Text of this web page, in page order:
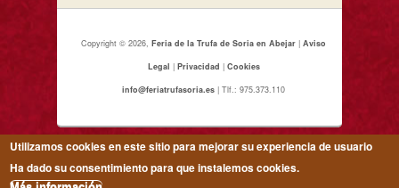
Copyright © 2026,Feria de la Trufa de Soria en Abejar |Aviso
Legal | Privacidad | Cookies
info@feriatrufasoria.es | Tlf.: 975.373.110
Utilizamos cookies en este sitio para mejorar su experiencia de usuario
Ha dado su consentimiento para que instalemos cookies.